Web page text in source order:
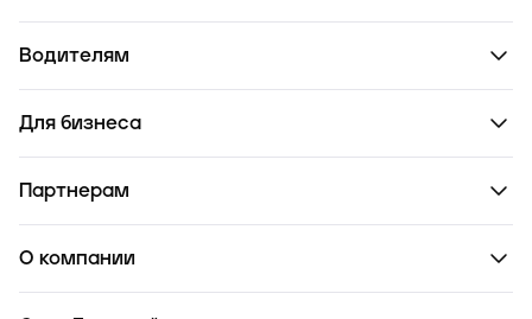
Водителям
Для бизнеса
Партнерам
О компании